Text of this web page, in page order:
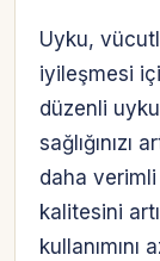
Uyku,
iyileşmesi
düzenli
sağlığınızı
daha
kalitesini